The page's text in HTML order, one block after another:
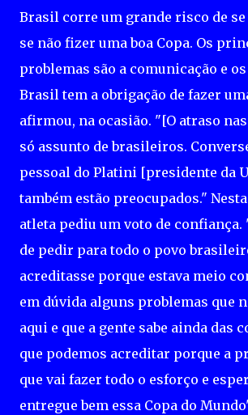
Brasil corre um grande risco de
se não fizer uma boa Copa. Os
problemas são a comunicação e
Brasil tem a obrigação de fazer
afirmou, na ocasião. "[O atraso
só assunto de brasileiros.
pessoal do Platini [presidente da
também estão preocupados."
atleta pediu um voto de confiança.
de pedir para todo o povo
acreditasse porque estava meio
em dúvida alguns problemas que
aqui e que a gente sabe ainda das
que podemos acreditar porque a
que vai fazer todo o esforço e
entregue bem essa Copa do